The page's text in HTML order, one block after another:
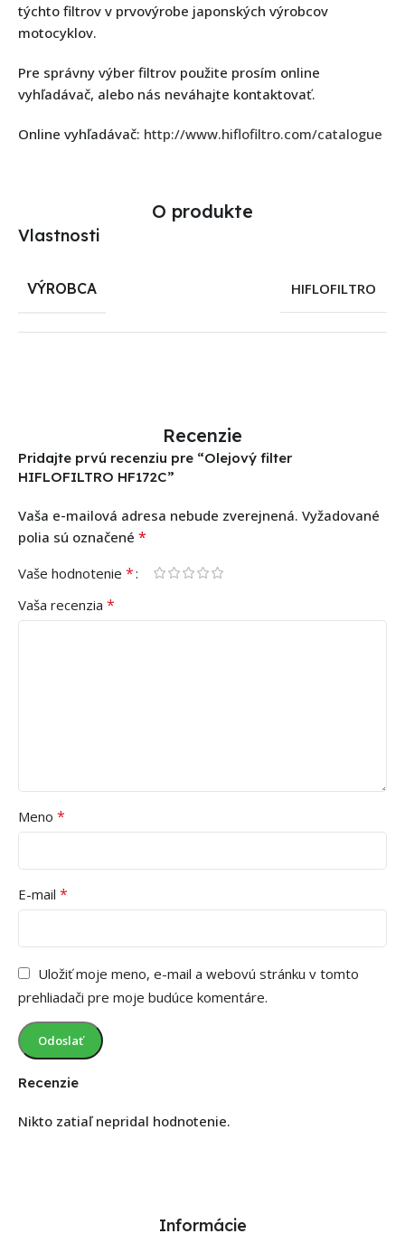
týchto filtrov v prvovýrobe japonských výrobcov
motocyklov.
Pre správny výber filtrov použite prosím online
vyhľadávač, alebo nás neváhajte kontaktovať.
Online vyhľadávač: http://www.hiflofiltro.com/catalogue
O produkte
Vlastnosti
VÝROBCA HIFLOFILTRO
Recenzie
Recenzie
Nikto zatiaľ nepridal hodnotenie.
Pridajte prvú recenziu pre “Olejový filter
HIFLOFILTRO HF172C”
Vaša e-mailová adresa nebude zverejnená. Vyžadované
polia sú označené *
Vaše hodnotenie *
Vaša recenzia *
Meno *
E-mail *
Uložiť moje meno, e-mail a webovú stránku v tomto
prehliadači pre moje budúce komentáre.
Informácie